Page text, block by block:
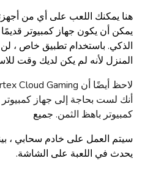
يمكن أن يكون جهاز كمبيوتر قديمًا
الذكي. باستخدام تطبيق خاص ،
المنزل لأنه لم يكن لديك وقت
أنك لست بحاجة إلى جهاز
كمبيوتر باهظ الثمن. جميع
سيتم العمل على خادم سحابي ،
يحدث في اللعبة على الشاشة.